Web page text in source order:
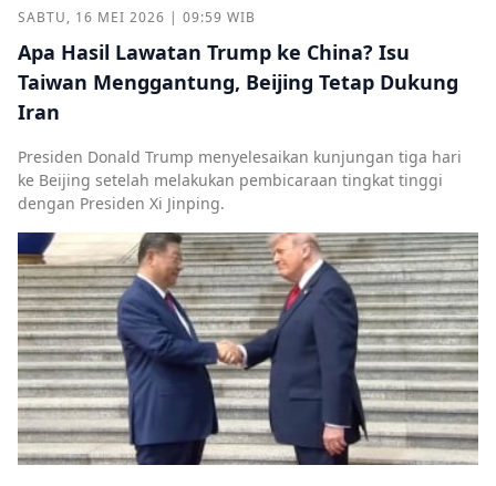
SABTU, 16 MEI 2026 | 09:59 WIB
Apa Hasil Lawatan Trump ke China? Isu
Taiwan Menggantung, Beijing Tetap Dukung
Iran
Presiden Donald Trump menyelesaikan kunjungan tiga hari
ke Beijing setelah melakukan pembicaraan tingkat tinggi
dengan Presiden Xi Jinping.